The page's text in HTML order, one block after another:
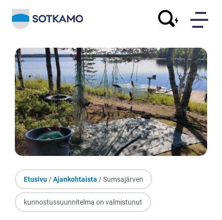
Etusivu /Ajankohtaista / Sumsajärven
kunnostussuunnitelma on valmistunut